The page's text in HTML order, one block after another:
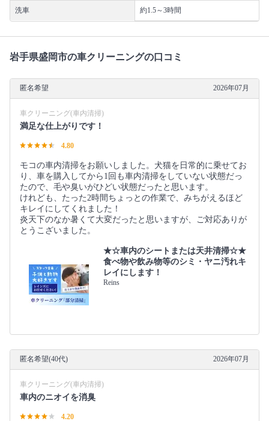
洗車 約1.5～3時間
岩手県盛岡市の車クリーニングの口コミ
匿名希望 2026年07月
車クリーニング(車内清掃)
満足な仕上がりです！
4.80
モコの車内清掃をお願いしました。犬猫を日常的に乗せてお
り、車を購入してから1回も車内清掃をしていない状態だっ
たので、毛や臭いがひどい状態だったと思います。
けれども、たった2時間ちょっとの作業で、みちがえるほど
キレイにしてくれました！
炎天下のなか暑くて大変だったと思いますが、ご対応ありが
とうこざいました。
★☆車内のシートまたは天井清掃☆★
食べ物や飲み物等のシミ・ヤニ汚れキ
レイにします！
Reins
匿名希望(40代) 2026年07月
車クリーニング(車内清掃)
車内のニオイを消臭
4.20